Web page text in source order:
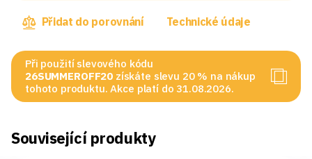
Přidat do porovnání Technické údaje
Při použití slevového kódu
26SUMMEROFF20 získáte slevu 20 % na nákup
tohoto produktu. Akce platí do 31.08.2026.
Související produkty